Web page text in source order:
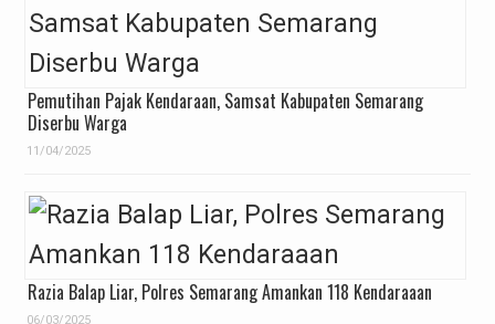
Pemutihan Pajak Kendaraan, Samsat Kabupaten Semarang
Diserbu Warga
11/04/2025
Razia Balap Liar, Polres Semarang Amankan 118 Kendaraaan
06/03/2025